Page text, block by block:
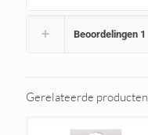
Beoordelingen 1
Gerelateerde producten